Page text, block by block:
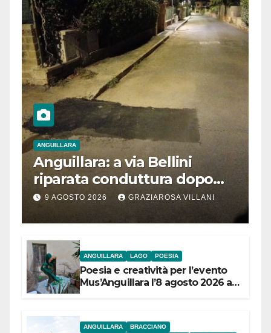
ANGUILLARA
Anguillara: a via Bellini
riparata conduttura dopo
segnalazione IdD
9 AGOSTO 2026 GRAZIAROSA VILLANI
ANGUILLARA LAGO POESIA
Poesia e creatività per l’evento
Mus’Anguillara l’8 agosto 2026 al
ANGUILLARA
BRACCIANO